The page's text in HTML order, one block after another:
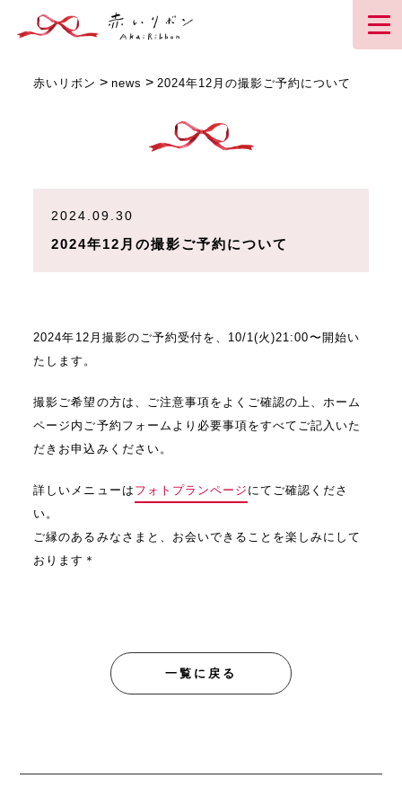
赤いリボン >news > 2024年12月の撮影ご予約について
2024.09.30
2024年12月の撮影ご予約について
2024年12月撮影のご予約受付を、10/1(火)21:00〜開始い
たします。
撮影ご希望の方は、ご注意事項をよくご確認の上、ホーム
ページ内ご予約フォームより必要事項をすべてご記入いた
だきお申込みください。
詳しいメニューは フォトプランページ にてご確認くださ
い。
ご縁のあるみなさまと、お会いできることを楽しみにして
おります＊
一覧に戻る